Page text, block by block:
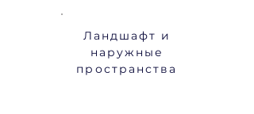
Ландшафт и
наружные
пространства